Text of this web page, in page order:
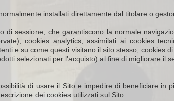
installati direttamente dal titolare o
di sessione, che garantiscono la normale
cookies analytics, assimilati ai cookies
e su come questi visitano il sito stesso; cookies
selezionati per l'acquisto) al fine di migliorare il
di usare il Sito e impedire di beneficiare in
dei cookies utilizzati sul Sito.